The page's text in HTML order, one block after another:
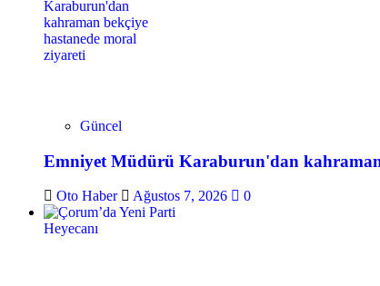
Güncel
Emniyet Müdürü Karaburun'dan
Oto Haber Ağustos 7, 2026 0